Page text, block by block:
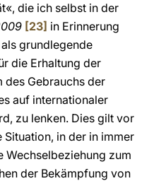
die ich selbst in der
[23] in Erinnerung
grundlegende
die Erhaltung der
des Gebrauchs der
auf internationaler
zu lenken. Dies gilt vor
in der in immer
Wechselbeziehung zum
der Bekämpfung von